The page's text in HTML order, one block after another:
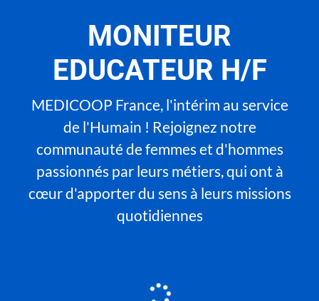
MONITEUR
EDUCATEUR H/F
MEDICOOP France, l'intérim au service
de l'Humain ! Rejoignez notre
communauté de femmes et d'hommes
passionnés par leurs métiers, qui ont à
cœur d'apporter du sens à leurs missions
quotidiennes